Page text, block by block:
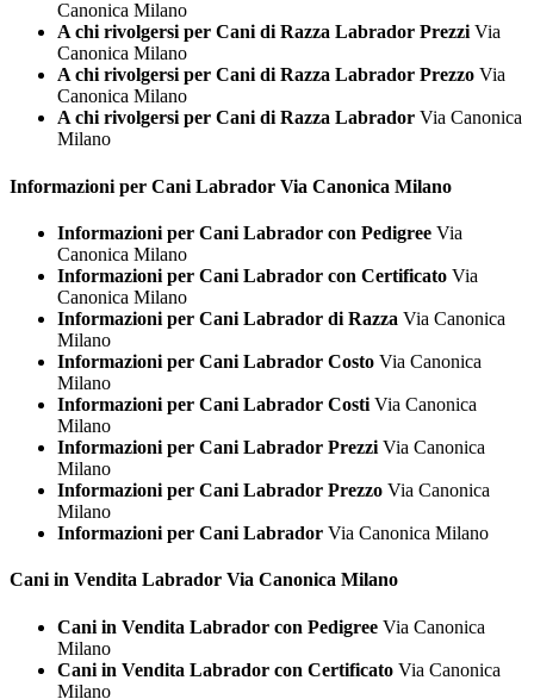
Canonica Milano
A chi rivolgersi per Cani di Razza Labrador PrezziVia
Canonica Milano
A chi rivolgersi per Cani di Razza Labrador Prezzo Via
Canonica Milano
A chi rivolgersi per Cani di Razza Labrador Via Canonica
Milano
Informazioni per Cani Labrador Via Canonica Milano
Informazioni per Cani Labrador con Pedigree Via
Canonica Milano
Informazioni per Cani Labrador con Certificato Via
Canonica Milano
Informazioni per Cani Labrador di Razza Via Canonica
Milano
Informazioni per Cani Labrador Costo Via Canonica
Milano
Informazioni per Cani Labrador Costi Via Canonica
Milano
Informazioni per Cani Labrador Prezzi Via Canonica
Milano
Informazioni per Cani Labrador Prezzo Via Canonica
Milano
Informazioni per Cani Labrador Via Canonica Milano
Cani in Vendita Labrador Via Canonica Milano
Cani in Vendita Labrador con Pedigree Via Canonica
Milano
Cani in Vendita Labrador con Certificato Via Canonica
Milano